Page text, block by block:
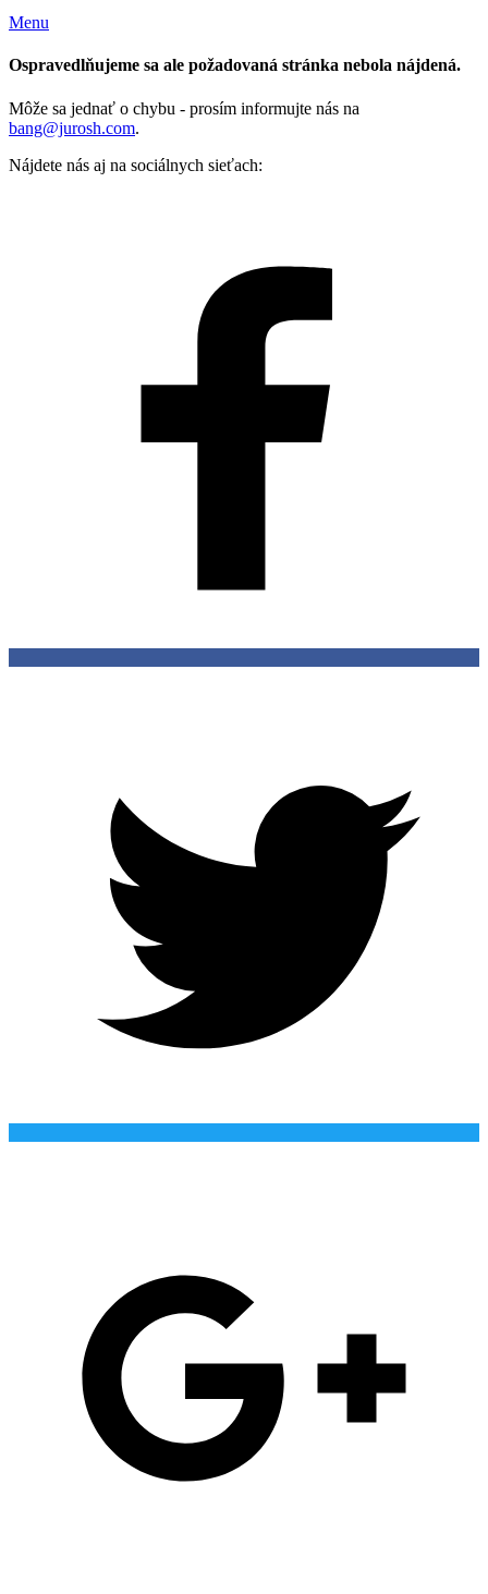
Menu
Ospravedlňujeme sa ale požadovaná stránka nebola nájdená.
Môže sa jednať o chybu - prosím informujte nás na
bang@jurosh.com.
Nájdete nás aj na sociálnych sieťach: